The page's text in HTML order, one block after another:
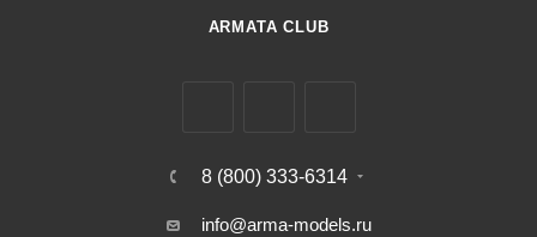
ARMATA CLUB
8 (800) 333-6314
info@arma-models.ru